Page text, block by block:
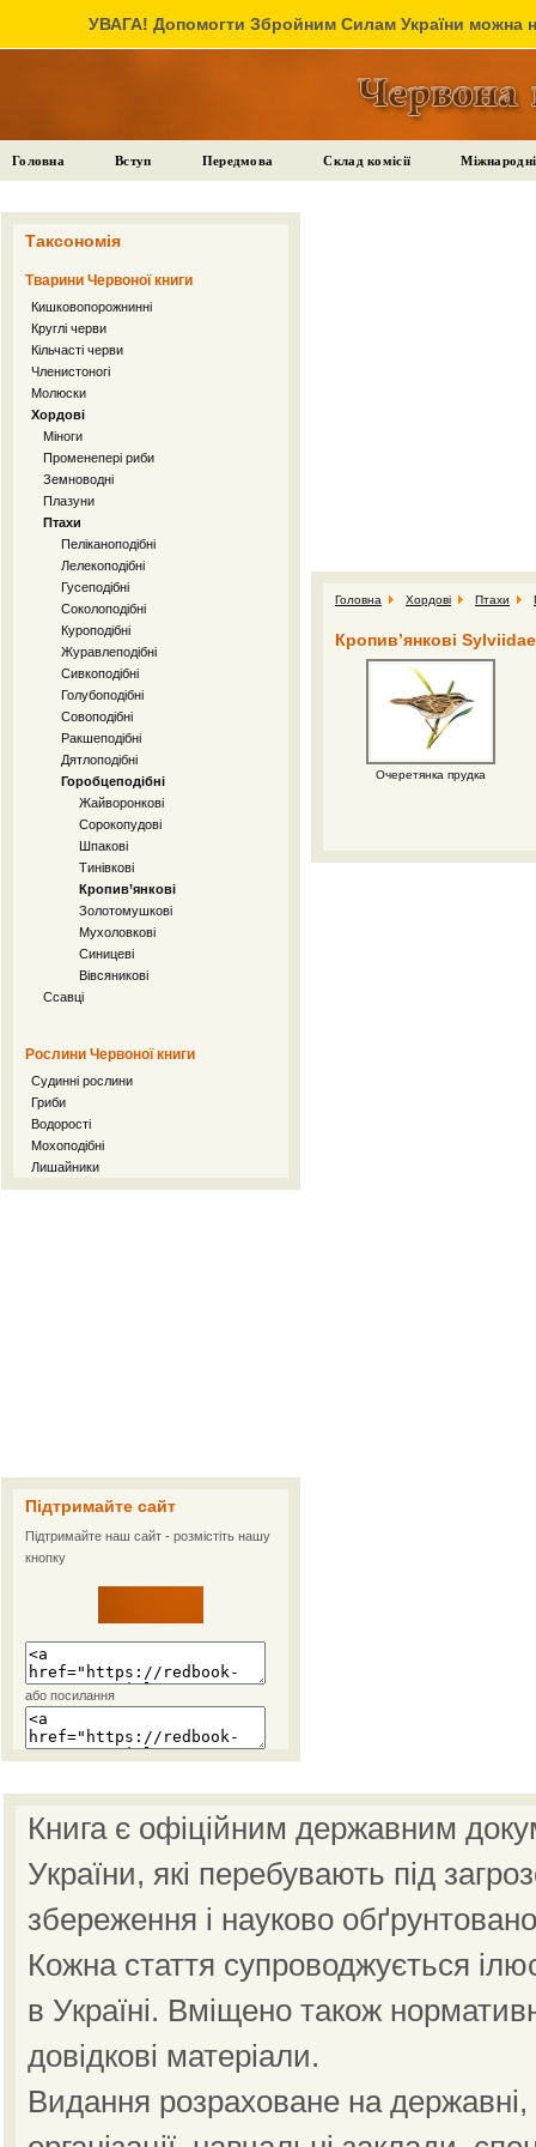
УВАГА! Допомогти Збройним Силам України можна
Головна Вступ Передмова Склад комісії
Таксономія
Тварини Червоної книги
Кишковопорожнинні
Круглі черви
Кільчасті черви
Членистоногі
Молюски
Хордові
Міноги
Променепері риби
Земноводні
Плазуни
Птахи
Пеліканоподібні
Лелекоподібні
Гусеподібні
Соколоподібні
Куроподібні
Журавлеподібні
Сивкоподібні
Голубоподібні
Совоподібні
Ракшеподібні
Дятлоподібні
Горобцеподібні
Жайворонкові
Сорокопудові
Шпакові
Тинівкові
Кропив’янкові
Золотомушкові
Мухоловкові
Синицеві
Вівсяникові
Ссавці
Рослини Червоної книги
Судинні рослини
Гриби
Водорості
Мохоподібні
Лишайники
Підтримайте сайт
Підтримайте наш сайт - розмістіть нашу
кнопку
або посилання
Головна Хордові Птахи
Кропив’янкові Sylviidae
Очеретянка прудка
Книга є офіційним державним
України, які перебувають під
збереження і науково
Кожна стаття супроводжується
в Україні. Вміщено також
довідкові матеріали.
Видання розраховане на державні,